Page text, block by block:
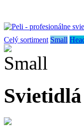
Celý sortiment Small
Svietidlá